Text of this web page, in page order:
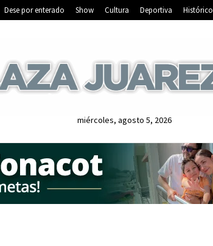
Dese por enterado Show Cultura Deportiva Histórico
miércoles, agosto 5, 2026